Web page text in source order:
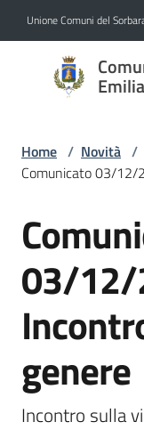
Unione Comuni del
Emilia
Comune
Novità
Menu selezionato
Servizi
Vivere
Emilia
Home / Novità /
Comunicato 03/12/
Salta al contenuto
03/12/
genere
Incontro sulla